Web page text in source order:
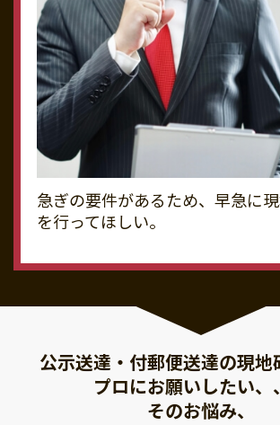
急ぎの要件があるため、早急に
を行ってほしい。
公示送達・付郵便送達の現地
プロにお願いしたい、
そのお悩み、